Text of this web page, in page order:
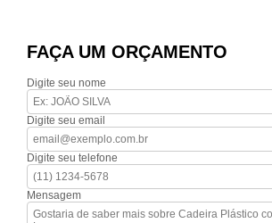
FAÇA UM ORÇAMENTO
Digite seu nome
Digite seu email
Digite seu telefone
Mensagem